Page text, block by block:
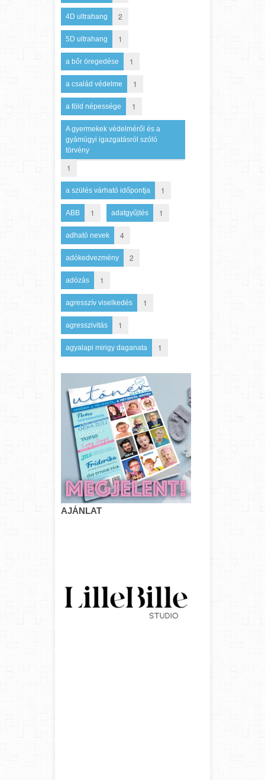
4D ultrahang 2
5D ultrahang 1
a bőr öregedése 1
a család védelme 1
a föld népessége 1
A gyermekek védelméről és a
gyámügyi igazgatásról szóló
törvény
1
a szülés várható időpontja 1
ABB 1 adatgyűjtés 1
adható nevek 4
adókedvezmény 2
adózás 1
agresszív viselkedés 1
agresszivitás 1
agyalapi mirigy daganata 1
AJÁNLAT